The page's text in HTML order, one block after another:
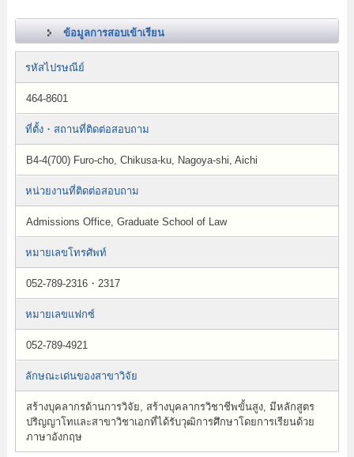
ข้อมูลการสอบเข้าเรียน
รหัสไปรษณีย์
464-8601
ที่ตั้ง・สถานที่ติดต่อสอบถาม
B4-4(700) Furo-cho, Chikusa-ku, Nagoya-shi, Aichi
หน่วยงานที่ติดต่อสอบถาม
Admissions Office, Graduate School of Law
หมายเลขโทรศัพท์
052-789-2316・2317
หมายเลขแฟกซ์
052-789-4921
ลักษณะเด่นของสาขาวิจัย
สร้างบุคลากรด้านการวิจัย, สร้างบุคลากรวิชาชีพขั้นสูง, มีหลักสูตร
ปริญญาโทและสาขาวิชาเอกที่ได้รับวุฒิการศึกษาโดยการเรียนด้วย
ภาษาอังกฤษ